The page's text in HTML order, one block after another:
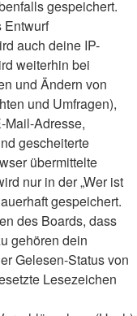
gespeichert.
Entwurf
auch deine IP-
weiterhin bei
und Ändern von
und Umfragen),
Mail-Adresse,
gescheiterte
übermittelte
nur in der „Wer ist
gespeichert.
des Boards, dass
gehören dein
Gelesen-Status von
Lesezeichen